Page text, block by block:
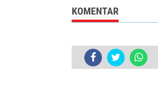
KOMENTAR